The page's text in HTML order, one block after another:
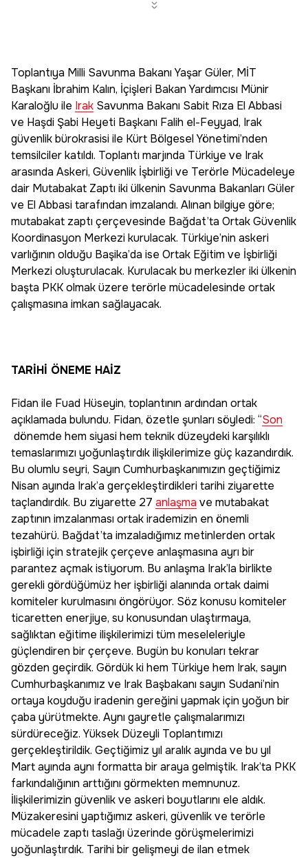
Toplantıya Milli Savunma Bakanı Yaşar Güler, MİT
Başkanı İbrahim Kalın, İçişleri Bakan Yardımcısı Münir
Karaloğlu ile Irak Savunma Bakanı Sabit Rıza El Abbasi
ve Haşdi Şabi Heyeti Başkanı Falih el-Feyyad, Irak
güvenlik bürokrasisi ile Kürt Bölgesel Yönetimi’nden
temsilciler katıldı. Toplantı marjında Türkiye ve Irak
arasında Askeri, Güvenlik İşbirliği ve Terörle Mücadeleye
dair Mutabakat Zaptı iki ülkenin Savunma Bakanları Güler
ve El Abbasi tarafından imzalandı. Alınan bilgiye göre;
mutabakat zaptı çerçevesinde Bağdat’ta Ortak Güvenlik
Koordinasyon Merkezi kurulacak. Türkiye’nin askeri
varlığının olduğu Başika’da ise Ortak Eğitim ve İşbirliği
Merkezi oluşturulacak. Kurulacak bu merkezler iki ülkenin
başta PKK olmak üzere terörle mücadelesinde ortak
çalışmasına imkan sağlayacak.
TARİHİ ÖNEME HAİZ
Fidan ile Fuad Hüseyin, toplantının ardından ortak
açıklamada bulundu. Fidan, özetle şunları söyledi: “Son
dönemde hem siyasi hem teknik düzeydeki karşılıklı
temaslarımızı yoğunlaştırdık ilişkilerimize güç kazandırdık.
Bu olumlu seyri, Sayın Cumhurbaşkanımızın geçtiğimiz
Nisan ayında Irak’a gerçekleştirdikleri tarihi ziyarette
taçlandırdık. Bu ziyarette 27 anlaşma ve mutabakat
zaptının imzalanması ortak irademizin en önemli
tezahürü. Bağdat’ta imzaladığımız metinlerden ortak
işbirliği için stratejik çerçeve anlaşmasına ayrı bir
parantez açmak istiyorum. Bu anlaşma Irak’la birlikte
gerekli gördüğümüz her işbirliği alanında ortak daimi
komiteler kurulmasını öngörüyor. Söz konusu komiteler
ticaretten enerjiye, su konusundan ulaştırmaya,
sağlıktan eğitime ilişkilerimizi tüm meseleleriyle
güçlendiren bir çerçeve. Bugün bu konuları tekrar
gözden geçirdik. Gördük ki hem Türkiye hem Irak, sayın
Cumhurbaşkanımız ve Irak Başbakanı sayın Sudani’nin
ortaya koyduğu iradenin gereğini yapmak için yoğun bir
çaba yürütmekte. Aynı gayretle çalışmalarımızı
sürdüreceğiz. Yüksek Düzeyli Toplantımızı
gerçekleştirildik. Geçtiğimiz yıl aralık ayında ve bu yıl
Mart ayında aynı formatta bir araya gelmiştik. Irak’ta PKK
farkındalığının arttığını görmekten memnunuz.
İlişkilerimizin güvenlik ve askeri boyutlarını ele aldık.
Müzakeresini yaptığımız askeri, güvenlik ve terörle
mücadele zaptı taslağı üzerinde görüşmelerimizi
yoğunlaştırdık. Tarihi bir gelişmeyi de ilan etmek